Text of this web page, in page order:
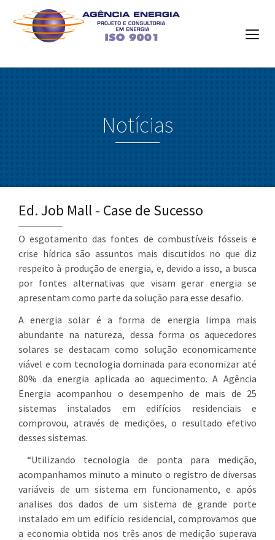
Notícias
Ed. Job Mall - Case de Sucesso
O esgotamento das fontes de combustíveis fósseis e
crise hídrica são assuntos mais discutidos no que diz
respeito à produção de energia, e, devido a isso, a busca
por fontes alternativas que visam gerar energia se
apresentam como parte da solução para esse desafio.
A energia solar é a forma de energia limpa mais
abundante na natureza, dessa forma os aquecedores
solares se destacam como solução economicamente
viável e com tecnologia dominada para economizar até
80% da energia aplicada ao aquecimento. A Agência
Energia acompanhou o desempenho de mais de 25
sistemas instalados em edifícios residenciais e
comprovou, através de medições, o resultado efetivo
desses sistemas.
“Utilizando tecnologia de ponta para medição,
acompanhamos minuto a minuto o registro de diversas
variáveis de um sistema em funcionamento, e após
analises dos dados de um sistema de grande porte
instalado em um edifício residencial, comprovamos que
a economia obtida nos três anos de medição superava